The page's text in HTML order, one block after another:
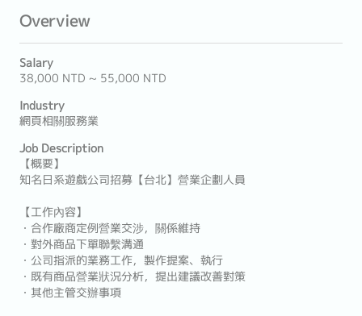
Overview
Salary
38,000 NTD ~ 55,000 NTD
Industry
網頁相關服務業
Job Description
【概要】
知名日系遊戲公司招募【台北】營業企劃人員
【工作內容】
・合作廠商定例營業交涉，關係維持
・對外商品下單聯繫溝通
・公司指派的業務工作，製作提案、執行
・既有商品營業狀況分析，提出建議改善對策
・其他主管交辦事項